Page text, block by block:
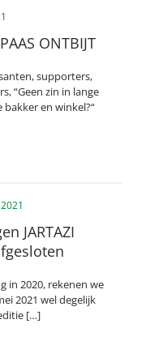
ONTBIJT
supporters,
“Geen zin in lange
en winkel?“
JARTAZI
in 2020, rekenen we
2021 wel degelijk
[…]